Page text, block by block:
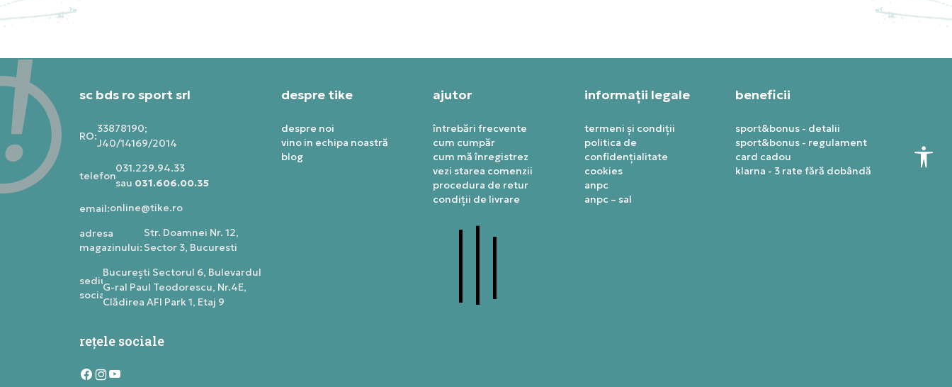
sc bds ro sport srl
RO:
33878190;
J40/14169/2014
telefon:
031.229.94.33
sau 031.606.00.35
email:online@tike.ro
adresa
magazinului:
Str. Doamnei Nr. 12,
Sector 3, Bucuresti
sediu
social:
Bucureşti Sectorul 6, Bulevardul
G-ral Paul Teodorescu, Nr.4E,
Clădirea AFI Park 1, Etaj 9
despre tike
despre noi
vino in echipa noastră
blog
ajutor
întrebări frecvente
cum cumpăr
cum mă înregistrez
vezi starea comenzii
procedura de retur
condiții de livrare
informații legale
termeni și condiții
politica de
confidențialitate
cookies
anpc
anpc – sal
beneficii
sport&bonus - detalii
sport&bonus - regulament
card cadou
klarna - 3 rate fără dobândă
rețele sociale